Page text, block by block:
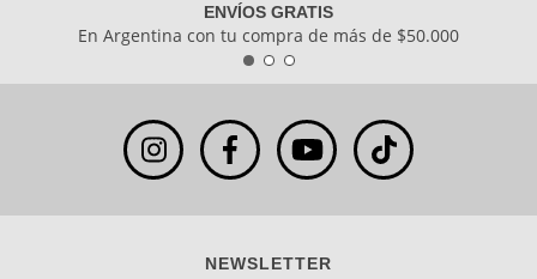
ENVÍOS GRATIS
En Argentina con tu compra de más de $50.000
NEWSLETTER